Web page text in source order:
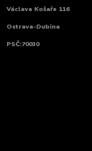
Václava Košaře 116
Ostrava-Dubina
PSČ:70030